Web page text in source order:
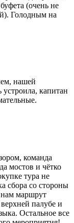
(очень не
Голодным на
нашей
капитан
команда
мостов и чётко
тура не
сбора со стороны
маршрут
палубе и
Остальное все